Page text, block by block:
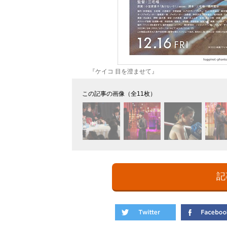
『ケイコ 目を澄ませて』
この記事の画像（全11枚）